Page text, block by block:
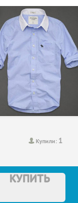
Купили: 1
КУПИТЬ